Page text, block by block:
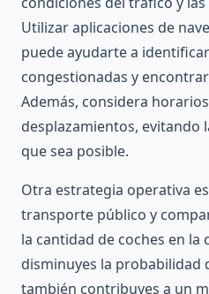
Utilizar aplicaciones de
puede ayudarte a
congestionadas y
Además, considera
desplazamientos, evitando
que sea posible.
Otra estrategia operativa
transporte público y
la cantidad de coches en la
disminuyes la probabilidad
también contribuyes a un